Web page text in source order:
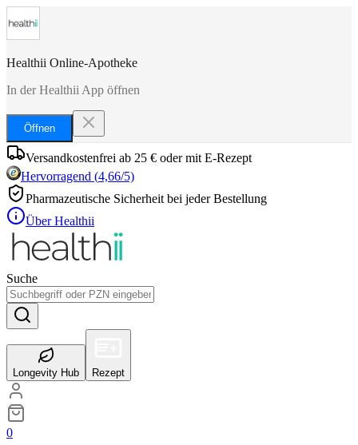
Healthii Online-Apotheke
In der Healthii App öffnen
Öffnen
Versandkostenfrei ab 25 € oder mit E-Rezept
Hervorragend (4,66/5)
Pharmazeutische Sicherheit bei jeder Bestellung
Über Healthii
Suche
Longevity Hub Rezept
0